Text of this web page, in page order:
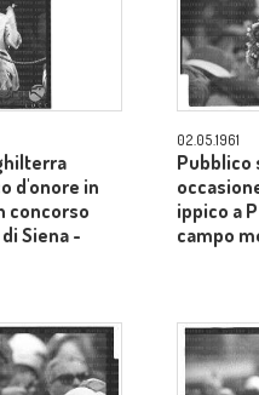
d'onore in
concorso
Siena -
02.05.1961
Pubblico
ippico a
campo